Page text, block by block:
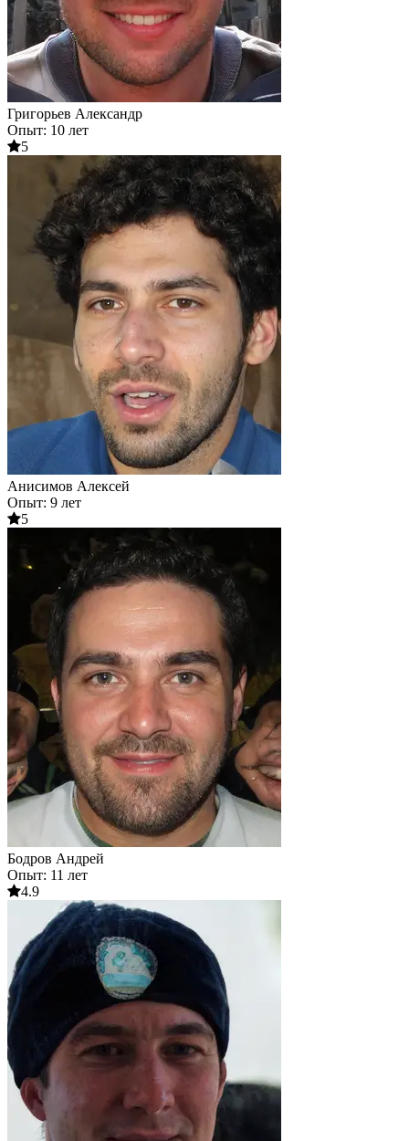
Григорьев Александр
Опыт: 10 лет
5
Анисимов Алексей
Опыт: 9 лет
5
Бодров Андрей
Опыт: 11 лет
4.9